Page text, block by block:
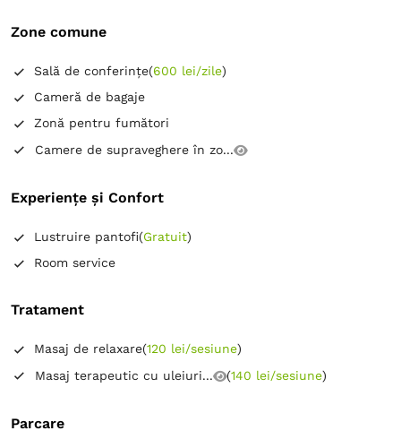
Zone comune
Sală de conferințe(600 lei/zile)
Cameră de bagaje
Zonă pentru fumători
Camere de supraveghere în zo...
Experiențe și Confort
Lustruire pantofi(Gratuit)
Room service
Tratament
Masaj de relaxare(120 lei/sesiune)
Masaj terapeutic cu uleiuri...
(140 lei/sesiune)
Parcare